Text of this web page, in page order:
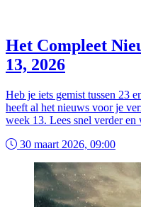
Het Compleet
13, 2026
Heb je iets gemist tussen 23
heeft al het nieuws voor je
week 13. Lees snel verder en
30 maart 2026, 09:00